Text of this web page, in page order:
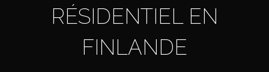
RÉSIDENTIEL EN
FINLANDE